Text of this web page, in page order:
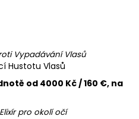
Vypadávání Vlasů
od 4000 Kč / 160 €, na